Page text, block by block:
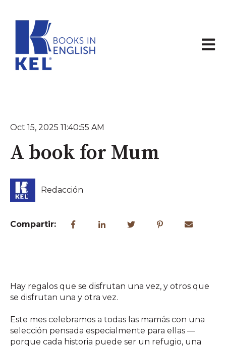
Abrir
Oct 15, 2025 11:40:55 AM
A book for Mum
Redacción
Compartir:
Hay regalos que se disfrutan una vez, y otros que
se disfrutan una y otra vez.
Este mes celebramos a todas las mamás con una
selección pensada especialmente para ellas —
porque cada historia puede ser un refugio, una